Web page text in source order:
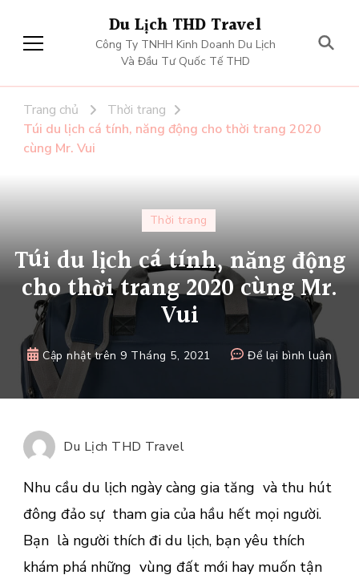
Du Lịch THD Travel
Công Ty TNHH Kinh Doanh Du Lịch
Và Đầu Tư Quốc Tế THD
Trang chủ
Thời trang
Túi du lịch cá tính, năng động cho thời trang 2020
cùng Mr. Vui
Thời trang
Túi du lịch cá tính, năng động
cho thời trang 2020 cùng Mr.
Vui
Cập nhật trên9 Tháng 5, 2021 Để lại bình luận tại
Túi
du
Du Lịch THD Travel
Nhu cầu du lịch ngày càng gia tăng và thu hút
đông đảo sự tham gia của hầu hết mọi người.
Bạn là người thích đi du lịch, bạn yêu thích
khám phá những vùng đất mới hay muốn tận